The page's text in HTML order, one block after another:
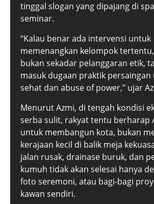
tinggal slogan yang dipajang di
seminar.
“Kalau benar ada intervensi untuk
memenangkan kelompok
bukan sekadar pelanggaran etik,
masuk dugaan praktik persaingan
sehat dan abuse of power,” ujar
Menurut Azmi, di tengah kondisi
serba sulit, rakyat tentu berharap
untuk membangun kota, bukan
kerajaan kecil di balik meja
jalan rusak, drainase buruk, dan
kumuh tidak akan selesai hanya
foto seremoni, atau bagi-bagi
kawan sendiri.